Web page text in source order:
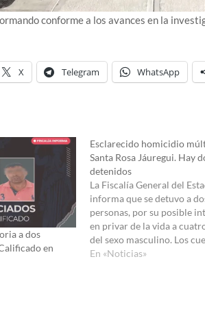
conforme a los avances en la
X Telegram WhatsApp
a dos
en
Esclarecido homicidio
Santa Rosa Jáuregui. Hay
detenidos
La Fiscalía General del
informa que se detuvo a
personas, por su posible
en privar de la vida a
del sexo masculino. Los
los occisos fueron
En «Noticias»